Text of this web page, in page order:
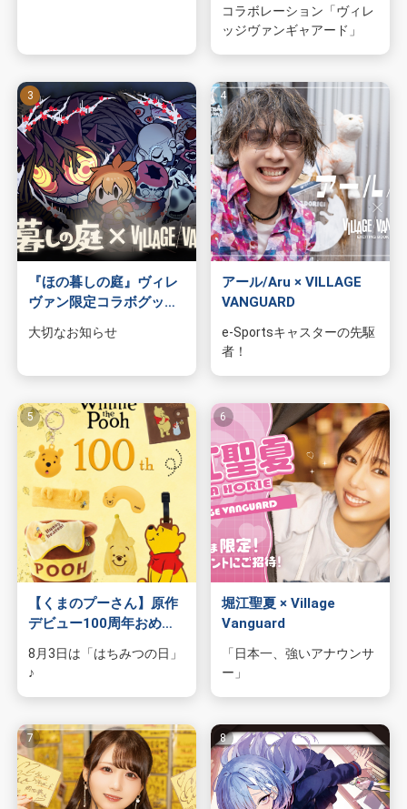
コラボレーション「ヴィレ
ッジヴァンギャアード」
『ほの暮しの庭』ヴィレ
ヴァン限定コラボグッズ
大切なお知らせ
アール/Aru × VILLAGE
VANGUARD
e-Sportsキャスターの先駆
者！
【くまのプーさん】原作
デビュー100周年おめで
8月3日は「はちみつの日」
♪
堀江聖夏 × Village
Vanguard
「日本一、強いアナウンサ
ー」
イラストレ